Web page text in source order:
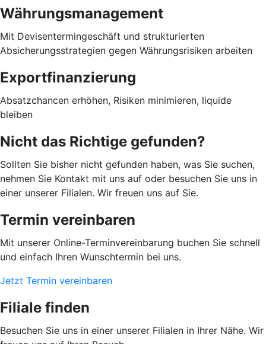
Währungsmanagement
Mit Devisentermingeschäft und strukturierten
Absicherungsstrategien gegen Währungsrisiken arbeiten
Exportfinanzierung
Absatzchancen erhöhen, Risiken minimieren, liquide
bleiben
Nicht das Richtige gefunden?
Sollten Sie bisher nicht gefunden haben, was Sie suchen,
nehmen Sie Kontakt mit uns auf oder besuchen Sie uns in
einer unserer Filialen. Wir freuen uns auf Sie.
Termin vereinbaren
Mit unserer Online-Terminvereinbarung buchen Sie schnell
und einfach Ihren Wunschtermin bei uns.
Jetzt Termin vereinbaren
Filiale finden
Besuchen Sie uns in einer unserer Filialen in Ihrer Nähe. Wir